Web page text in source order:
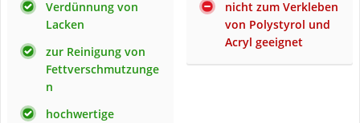
Verdünnung von
Lacken
zur Reinigung von
Fettverschmutzunge
n
hochwertige
nicht zum Verkleben
von Polystyrol und
Acryl geeignet